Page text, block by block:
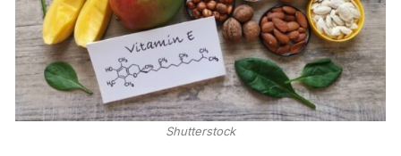
Shutterstock